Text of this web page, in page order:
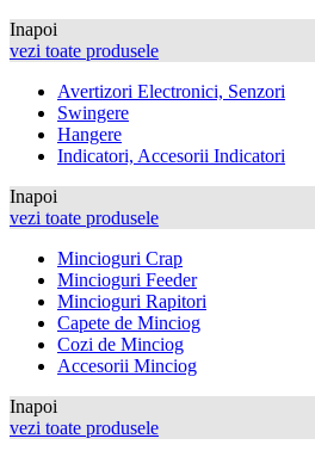
Inapoi
vezi toate produsele
Avertizori Electronici, Senzori
Swingere
Hangere
Indicatori, Accesorii Indicatori
Inapoi
vezi toate produsele
Mincioguri Crap
Mincioguri Feeder
Mincioguri Rapitori
Capete de Minciog
Cozi de Minciog
Accesorii Minciog
Inapoi
vezi toate produsele